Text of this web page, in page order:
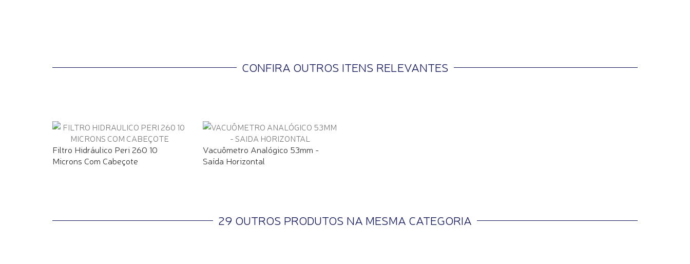
CONFIRA OUTROS ITENS RELEVANTES
Filtro Hidráulico Peri 260 10
Microns Com Cabeçote
Vacuômetro Analógico 53mm -
Saída Horizontal
29 OUTROS PRODUTOS NA MESMA CATEGORIA